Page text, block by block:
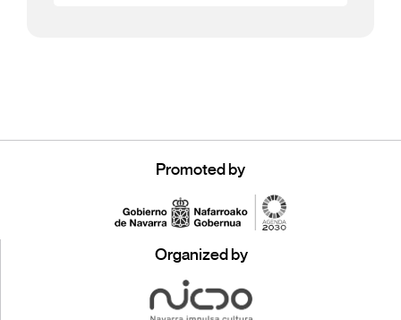
Promoted by
Organized by